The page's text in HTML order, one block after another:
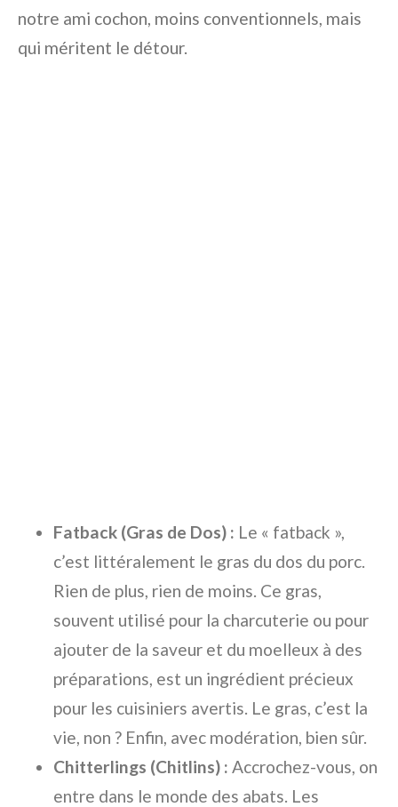
notre ami cochon, moins conventionnels, mais
qui méritent le détour.
Fatback (Gras de Dos) : Le « fatback »,
c’est littéralement le gras du dos du porc.
Rien de plus, rien de moins. Ce gras,
souvent utilisé pour la charcuterie ou pour
ajouter de la saveur et du moelleux à des
préparations, est un ingrédient précieux
pour les cuisiniers avertis. Le gras, c’est la
vie, non ? Enfin, avec modération, bien sûr.
Chitterlings (Chitlins) : Accrochez-vous, on
entre dans le monde des abats. Les